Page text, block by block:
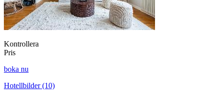
Kontrollera
Pris
boka nu
Hotellbilder (10)